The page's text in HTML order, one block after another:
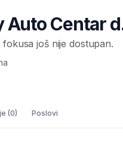
Auto Centar
još nije dostupan.
(0) Poslovi